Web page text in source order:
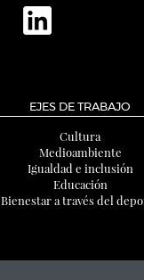
EJES DE TRABAJO
Cultura
Medioambiente
Igualdad e inclusión
Educación
Bienestar a través del